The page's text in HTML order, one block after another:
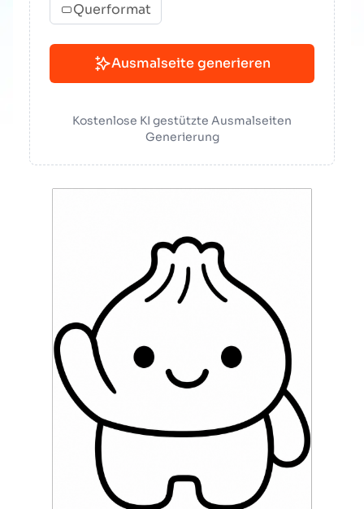
Querformat
Ausmalseite generieren
Kostenlose KI gestützte Ausmalseiten
Generierung